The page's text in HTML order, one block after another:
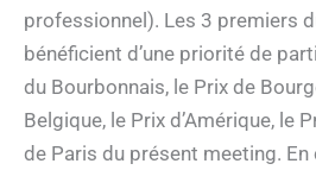
professionnel). Les 3 premiers
bénéficient d’une priorité de
du Bourbonnais, le Prix de
Belgique, le Prix d’Amérique, le
de Paris du présent meeting. En